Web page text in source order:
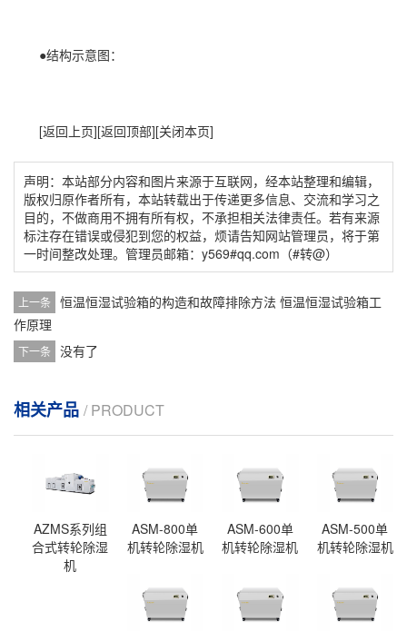
●结构示意图：
[返回上页][返回顶部][关闭本页]
声明：本站部分内容和图片来源于互联网，经本站整理和编辑，
版权归原作者所有，本站转载出于传递更多信息、交流和学习之
目的，不做商用不拥有所有权，不承担相关法律责任。若有来源
标注存在错误或侵犯到您的权益，烦请告知网站管理员，将于第
一时间整改处理。管理员邮箱：y569#qq.com（#转@）
上一条
恒温恒湿试验箱的构造和故障排除方法 恒温恒湿试验箱工
作原理
下一条 没有了
相关产品 / PRODUCT
AZMS系列组
合式转轮除湿
机
ASM-800单
机转轮除湿机
ASM-600单
机转轮除湿机
ASM-500单
机转轮除湿机